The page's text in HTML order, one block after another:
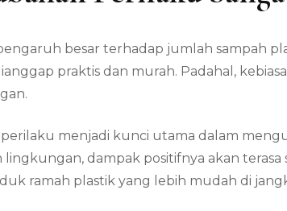
besar terhadap jumlah sampah
praktis dan murah. Padahal,
menjadi kunci utama dalam
lingkungan, dampak positifnya akan
ramah plastik yang lebih mudah di